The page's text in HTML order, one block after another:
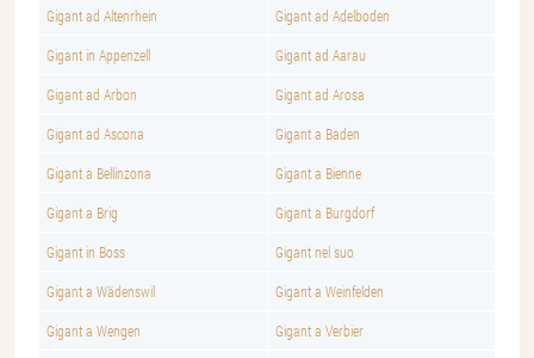
Gigant ad Altenrhein Gigant ad Adelboden
Gigant in Appenzell Gigant ad Aarau
Gigant ad Arbon Gigant ad Arosa
Gigant ad Ascona Gigant a Baden
Gigant a Bellinzona Gigant a Bienne
Gigant a Brig Gigant a Burgdorf
Gigant in Boss Gigant nel suo
Gigant a Wädenswil Gigant a Weinfelden
Gigant a Wengen Gigant a Verbier